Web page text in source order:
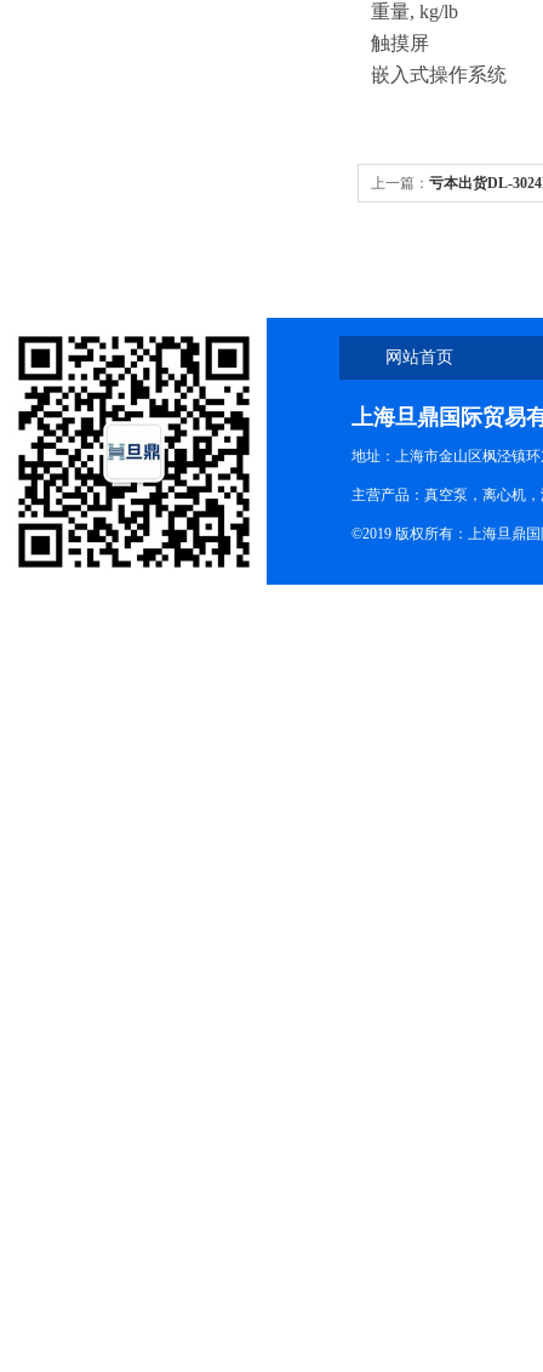
重量, kg/lb
触摸屏
嵌入式操作系统
上一篇： 亏本出货DL-
网站首页
上海旦鼎国际贸易
地址：上海市金山区枫泾镇
主营产品：真空泵，离心机
©2019 版权所有：上海旦鼎